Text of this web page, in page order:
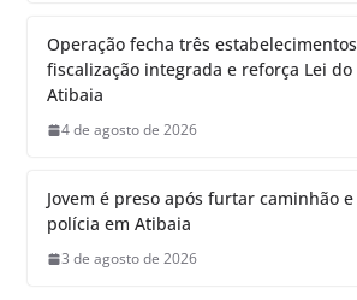
Operação fecha três
fiscalização integrada e reforça Lei do
Atibaia
4 de agosto de 2026
Jovem é preso após furtar caminhão
polícia em Atibaia
3 de agosto de 2026